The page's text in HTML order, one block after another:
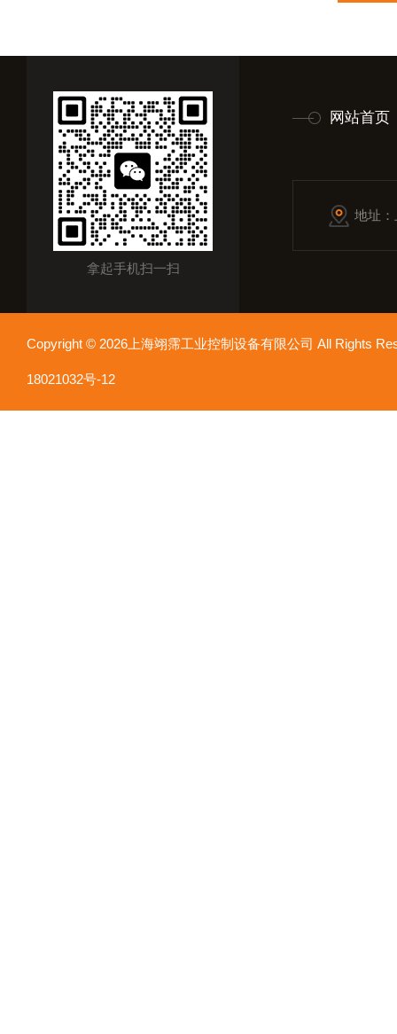
拿起手机扫一扫
网站首页
地址
Copyright © 2026上海翊霈工业控制设备有限公司 All Rights
18021032号-12